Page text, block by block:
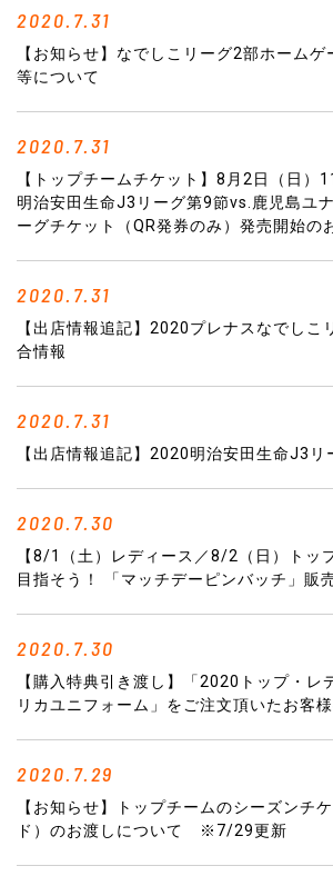
2020.7.31
【お知らせ】なでしこリーグ2部ホーム
等について
2020.7.31
【トップチームチケット】8月2日（日）
明治安田生命J3リーグ第9節vs.鹿児島ユ
ーグチケット（QR発券のみ）発売開始の
2020.7.31
【出店情報追記】2020プレナスなでし
合情報
2020.7.31
【出店情報追記】2020明治安田生命J3リ
2020.7.30
【8/1（土）レディース／8/2（日）トッ
目指そう！ 「マッチデーピンバッチ」販
2020.7.30
【購入特典引き渡し】「2020トップ・レ
リカユニフォーム」をご注文頂いたお客
2020.7.29
【お知らせ】トップチームのシーズンチ
ド）のお渡しについて ※7/29更新